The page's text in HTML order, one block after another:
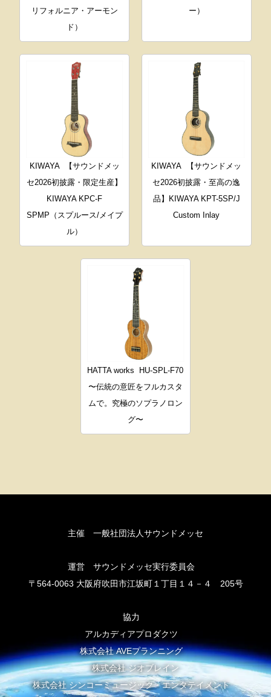
リフォルニア・アーモン
ド）
ー）
KIWAYA
【サウンドメッ
セ2026初披露・限定生産】
KIWAYA KPC-F
SPMP（スプルース/メイプ
ル）
KIWAYA
【サウンドメッ
セ2026初披露・至高の逸
品】KIWAYA KPT-5SP/J
Custom Inlay
HATTA works
HU-SPL-F70
〜伝統の意匠をフルカスタ
ムで。究極のソプラノロン
グ〜
主催 一般社団法人サウンドメッセ
運営 サウンドメッセ実行委員会
〒564-0063 大阪府吹田市江坂町１丁目１４－４ 205号
協力
アルカディアプロダクツ
株式会社 AVEプランニング
株式会社 ジオブレイン
株式会社 シンコーミュージック・エンタテイメント